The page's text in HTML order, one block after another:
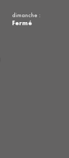
dimanche :
Fermé